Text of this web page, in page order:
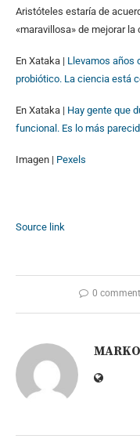
Aristóteles estaría de
«maravillosa» de mejorar
En Xataka | Llevamos años
probiótico. La ciencia está
En Xataka | Hay gente que
funcional. Es lo más
Imagen | Pexels
Source link
0